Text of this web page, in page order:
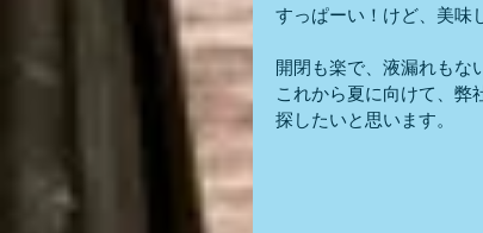
すっぱーい！けど、美味
開閉も楽で、液漏れもな
これから夏に向けて、弊
探したいと思います。